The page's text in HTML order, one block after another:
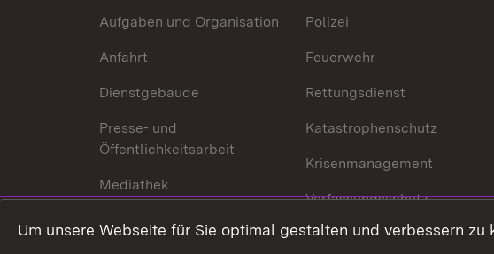
Aufgaben und Organisation
Anfahrt
Dienstgebäude
Presse- und
Öffentlichkeitsarbeit
Mediathek
Publikationen
Polizei
Feuerwehr
Rettungsdienst
Katastrophenschutz
Krisenmanagement
Verfassungsschutz
Datenschutz
Um unsere Webseite für Sie optimal gestalten und verbessern zu